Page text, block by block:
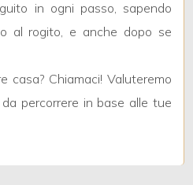
in ogni passo, sapendo
al rogito, e anche dopo se
casa? Chiamaci! Valuteremo
percorrere in base alle tue